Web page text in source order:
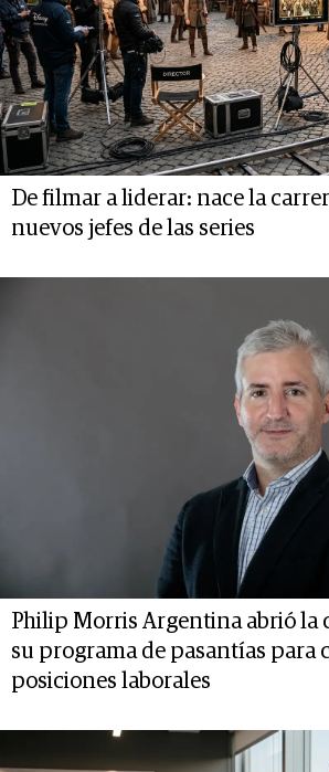
De filmar a liderar: nace la
nuevos jefes de las series
Philip Morris Argentina abrió la
su programa de pasantías para
posiciones laborales